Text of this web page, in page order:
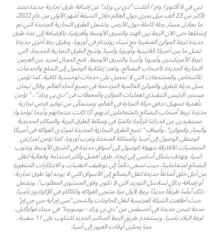
دبي في 6 أكتوبر/ وام / أعلنت “دي بي ورلد” عن إضافة طرق تجارية جديدة تمتد
لأكثر من 23 ألف ميل بحري حول العالم خلال التسعة أشهر الأولى من عام 2022،
ما يعادل مسار رحلة كاملة حول الأرض. وتشمل الطرق التجارية الجديدة التي تم
إنشاؤها حتى الآن الربط بين الهند والشرق الأوسط وأفريقيا، بالإضافة إلى عدة طرق
جديدة تربط الموانئ الصغيرة مع ميناء روتردام في أوروبا، وطرق ربط أخرى جديدة
تصل ما بين أمريكا اللاتينية وأوروبا وآسيا. وتتيح الطرق التجارية الجديدة، التي
تربط الأمريكيتين وأوروبا وآسيا والشرق الأوسط، فتح المجال لمزيد من الفرص
التجارية الجديدة لأصحاب البضائع، وتعزز إمكانية الوصول إلى السلع والخدمات
للأشخاص والمجتمعات التي لا تحصل على خدمات لوجستية كافية، كما تؤمن
سبل بديلة للطرق والموانئ العالمية المزدحمة في جميع أنحاء العالم. وقال تيمان
ميستر، الرئيس التنفيذي لعمليات الموانئ والمحطات في "دي بي ورلد".. " نؤمن
بأهمية تسهيل تدفق حركة التجارة في العالم، وسنتمكّن من توفير فرص تجارية
جديدة تربط أصحاب البضائع بالمتعاملين لديهم، أيًا كانت منتجاتهم وأينما تواجدوا،
مستفيدين من قدراتنا الرائدة عالميًا في وسائط الطرق البرية والسكك الحديدية
والبحار والموانئ". وأضاف " تتيح الطرق التجارية الجديدة لمورّدي الفواكه في أمريكا
الوسطى الوصول إلى آسيا والمملكة المتحدة وغرب أوروبا، كما تؤمن لمزارعي
الحمضيات الأفارقة سهولة الوصول إلى أسواق جديدة في الشرق الأوسط وجنوب
آسيا. ونهدف بشكل أساسي إلى إيجاد طرق أفضل وأكثر استدامة وفعالية لنقل
البضائع لمتعاملينا، حيث نسعى دائماً إلى توظيف التقنيات و الابتكارات المتطورة
من أجل خلق أنماطاً جديدة لنقل البضائع إلى الأسواق التي لا يوجد لها طرق تجارية،
أو إضافة بدائل لسلاسل التوريد التي لا تكون وفق المستوى المطلوب". ويشمل
ذلك أيضًا طريقًا جديدًا يربط لأول مرة منتجي الفواكه والكاكاو في الإكوادور بآسيا،
حيث أطلقت الشركة الفرنسية لنقل الحاويات والشحن "سي إم أيه سي جي إم"
خدمة شحن جديدة في أغسطس من "دي بي ورلد - بوسورجا" في ميناء غواياكيل،
لربط البلاد بآسيا. ويستخدم طريق الربط المباشر الجديد للتناوب على 11 سفينة،
مما يحسّن أوقات العبور إلى آسيا.